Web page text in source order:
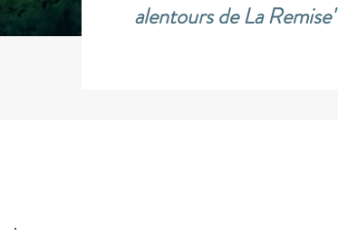
alentours de La Remise"